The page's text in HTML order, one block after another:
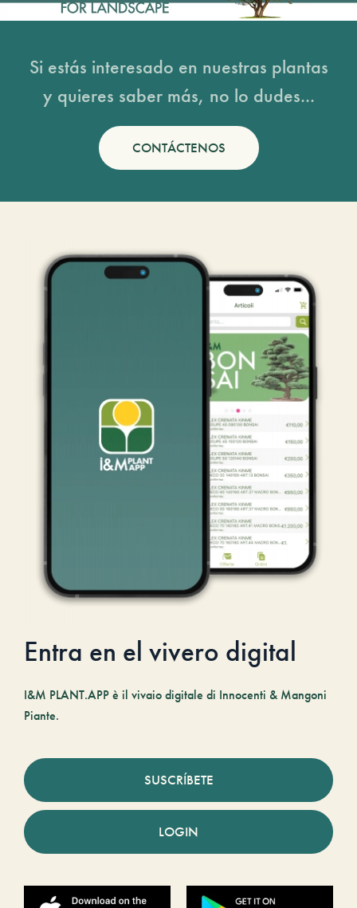
Si estás interesado en nuestras plantas
y quieres saber más, no lo dudes...
CONTÁCTENOS
Entra en el vivero digital
I&M PLANT.APP è il vivaio digitale di Innocenti & Mangoni
Piante.
SUSCRÍBETE
LOGIN